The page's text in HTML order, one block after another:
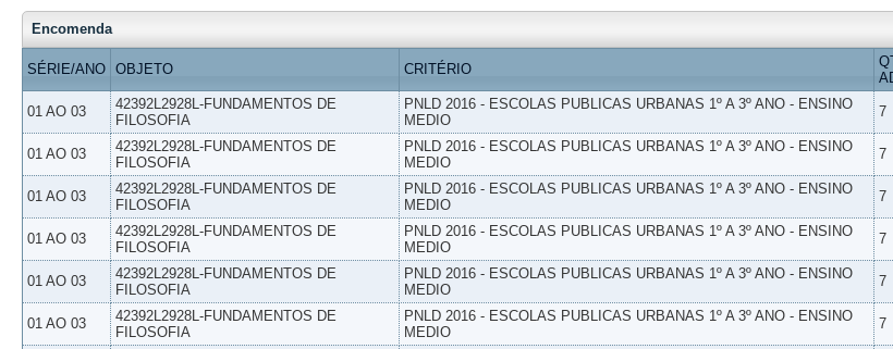
Encomenda
SÉRIE/ANO OBJETO CRITÉRIO
01 AO 03
42392L2928L-FUNDAMENTOS DE
FILOSOFIA
PNLD 2016 - ESCOLAS PUBLICAS URBANAS 1º A 3º ANO - ENSINO
MEDIO
7
01 AO 03
42392L2928L-FUNDAMENTOS DE
FILOSOFIA
PNLD 2016 - ESCOLAS PUBLICAS URBANAS 1º A 3º ANO - ENSINO
MEDIO
7
01 AO 03
42392L2928L-FUNDAMENTOS DE
FILOSOFIA
PNLD 2016 - ESCOLAS PUBLICAS URBANAS 1º A 3º ANO - ENSINO
MEDIO
7
01 AO 03
42392L2928L-FUNDAMENTOS DE
FILOSOFIA
PNLD 2016 - ESCOLAS PUBLICAS URBANAS 1º A 3º ANO - ENSINO
MEDIO
7
01 AO 03
42392L2928L-FUNDAMENTOS DE
FILOSOFIA
PNLD 2016 - ESCOLAS PUBLICAS URBANAS 1º A 3º ANO - ENSINO
MEDIO
7
01 AO 03
42392L2928L-FUNDAMENTOS DE
FILOSOFIA
PNLD 2016 - ESCOLAS PUBLICAS URBANAS 1º A 3º ANO - ENSINO
MEDIO
7